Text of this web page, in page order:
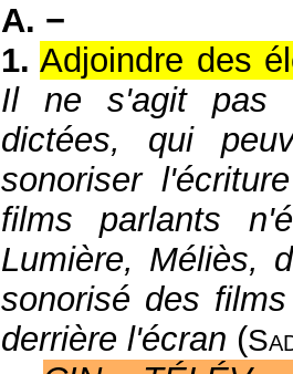
A. −
1. Adjoindre des
Il ne s'agit pas
dictées, qui
sonoriser l'écriture
films parlants
Lumière, Méliès,
sonorisé des
derrière l'écran (